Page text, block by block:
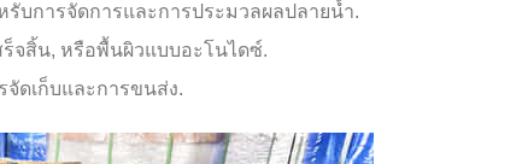
บการจัดการและการประมวลผลปลายน้ำ.
ร็จสิ้น, หรือพื้นผิวแบบอะโนไดซ์.
ดเก็บและการขนส่ง.